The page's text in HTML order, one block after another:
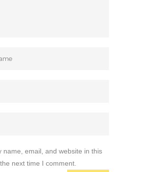
name, email, and website in this
next time I comment.